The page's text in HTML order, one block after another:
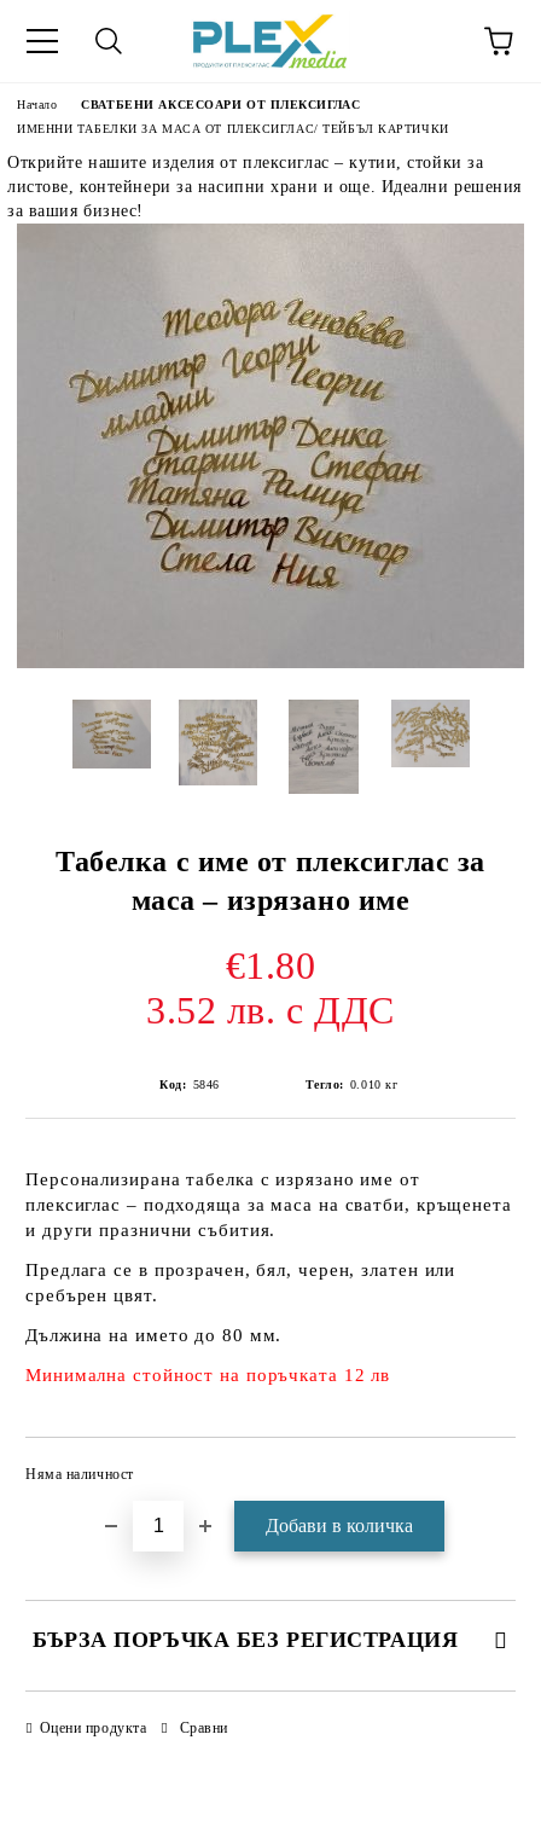
Начало
СВАТБЕНИ АКСЕСОАРИ ОТ ПЛЕКСИГЛАС
ИМЕННИ ТАБЕЛКИ ЗА МАСА ОТ ПЛЕКСИГЛАС/ ТЕЙБЪЛ КАРТИЧКИ
Открийте нашите изделия от плексиглас – кутии, стойки за
листове, контейнери за насипни храни и още. Идеални решения
за вашия бизнес!
Табелка с име от плексиглас за
маса – изрязано име
€1.80
3.52 лв. с ДДС
Код: 5846 Тегло: 0.010 кг
Персонализирана табелка с изрязано име от
плексиглас – подходяща за маса на сватби, кръщенета
и други празнични събития.
Предлага се в прозрачен, бял, черен, златен или
сребърен цвят.
Дължина на името до 80 мм.
Минимална стойност на поръчката 12 лв
Няма наличност
БЪРЗА ПОРЪЧКА БЕЗ РЕГИСТРАЦИЯ
Оцени продукта Сравни